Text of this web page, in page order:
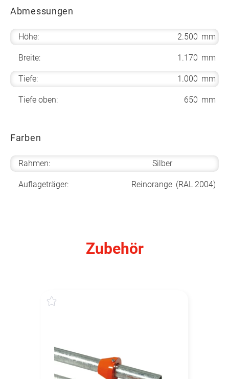
Abmessungen
Höhe: 2.500 mm
Breite: 1.170 mm
Tiefe: 1.000 mm
Tiefe oben: 650 mm
Farben
Rahmen: Silber
Auflageträger: Reinorange (RAL 2004)
Zubehör